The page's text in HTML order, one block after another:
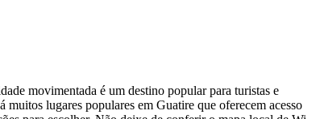
movimentada é um destino popular para turistas e
muitos lugares populares em Guatire que oferecem acesso